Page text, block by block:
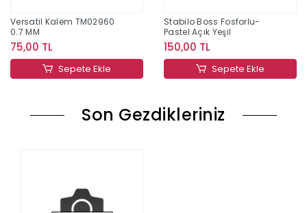
Versatil Kalem TM02960
0.7 MM
75,00 TL
Sepete Ekle
Stabilo Boss Fosforlu-
Pastel Açık Yeşil
150,00 TL
Sepete Ekle
Son Gezdikleriniz